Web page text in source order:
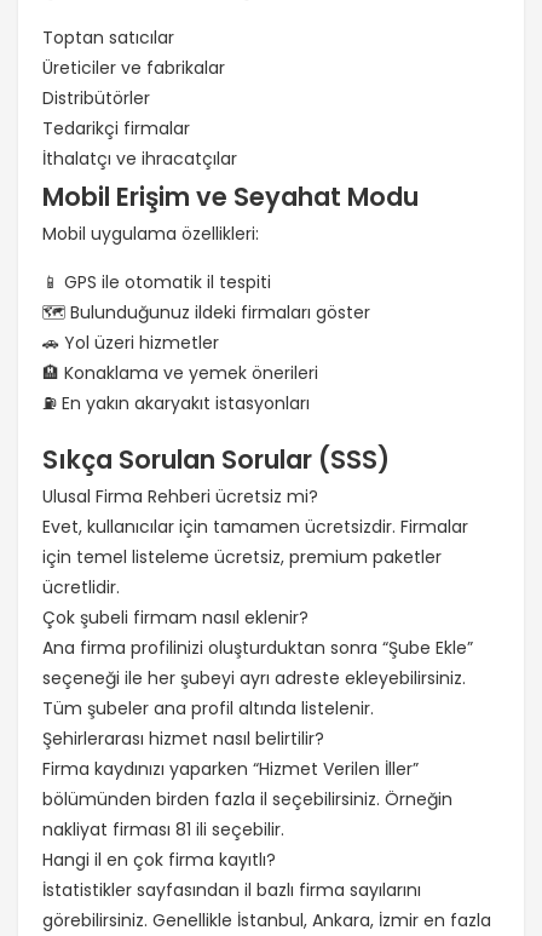
Toptan satıcılar
Üreticiler ve fabrikalar
Distribütörler
Tedarikçi firmalar
İthalatçı ve ihracatçılar
Mobil Erişim ve Seyahat Modu
Mobil uygulama özellikleri:
📱 GPS ile otomatik il tespiti
🗺️ Bulunduğunuz ildeki firmaları göster
🚗 Yol üzeri hizmetler
🏨 Konaklama ve yemek önerileri
⛽ En yakın akaryakıt istasyonları
Sıkça Sorulan Sorular (SSS)
Ulusal Firma Rehberi ücretsiz mi?
Evet, kullanıcılar için tamamen ücretsizdir. Firmalar
için temel listeleme ücretsiz, premium paketler
ücretlidir.
Çok şubeli firmam nasıl eklenir?
Ana firma profilinizi oluşturduktan sonra “Şube Ekle”
seçeneği ile her şubeyi ayrı adreste ekleyebilirsiniz.
Tüm şubeler ana profil altında listelenir.
Şehirlerarası hizmet nasıl belirtilir?
Firma kaydınızı yaparken “Hizmet Verilen İller”
bölümünden birden fazla il seçebilirsiniz. Örneğin
nakliyat firması 81 ili seçebilir.
Hangi il en çok firma kayıtlı?
İstatistikler sayfasından il bazlı firma sayılarını
görebilirsiniz. Genellikle İstanbul, Ankara, İzmir en fazla